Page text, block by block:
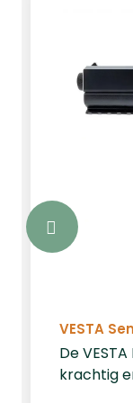
VESTA
De
krachtig